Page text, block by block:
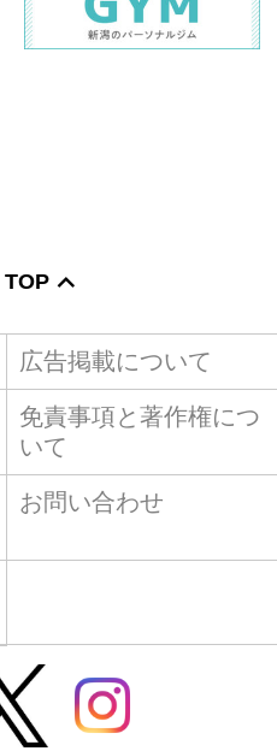
TOP
広告掲載について
免責事項と著作権につ
いて
お問い合わせ